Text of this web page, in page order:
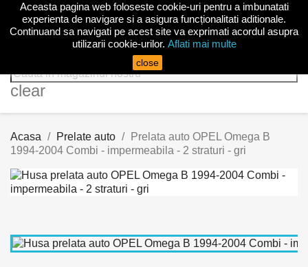
clear
Acasa Prelate auto
Prelata auto OPEL Omega B
1994-2004 Combi - impermeabila - 2 straturi - gri
Aceasta pagina web foloseste cookie-uri pentru a imbunatati
experienta de navigare si a asigura funcționalitati aditionale.
Continuand sa navigati pe acest site va exprimati acordul asupra
utilizarii cookie-urilor. Aflati mai multe
close